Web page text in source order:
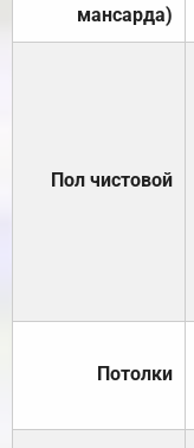
мансарда)
Пол чистовой
Потолки